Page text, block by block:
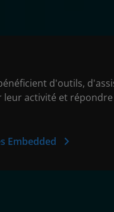
d'outils,
activité et répondre
Embedded